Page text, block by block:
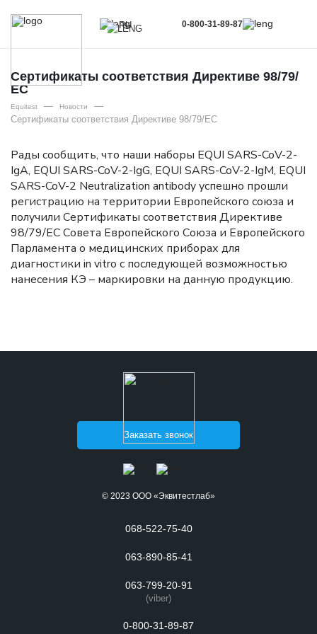
RU 0-800-31-89-87
Сертификаты соответствия Директиве 98/79/
ЕС
Equitest — Новости
—
Сертификаты соответствия Директиве 98/79/ЕС
Рады сообщить, что наши наборы EQUI SARS-CoV-2-
IgA, EQUI SARS-CoV-2-IgG, EQUI SARS-CoV-2-IgM, EQUI
SARS-CoV-2 Neutralization antibody успешно прошли
регистрацию на территории Европейского союза и
получили Сертификаты соответствия Директиве
98/79/ЕС Совета Европейского Союза и Европейского
Парламента о медицинских приборах для
диагностики in vitro с последующей возможностью
нанесения КЭ – маркировки на данную продукцию.
Заказать звонок
© 2023 ООО «Эквитестлаб»
068-522-75-40
063-890-85-41
063-799-20-91
(viber)
0-800-31-89-87